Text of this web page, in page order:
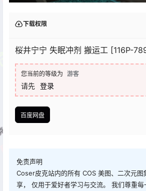
下载权限
桜井宁宁 失眠冲剂 搬运工 [116P-
您当前的等级为 游客
请先 登录
百度网盘
免责声明
Coser皮克站内的所有 COS 美图、二次元图
享， 仅用于爱好者学习与交流。 我们尊重